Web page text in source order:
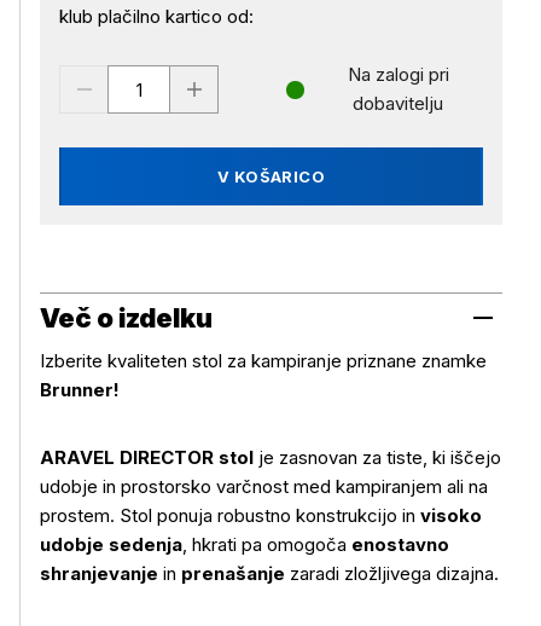
klub plačilno kartico od:
V KOŠARICO
Na zalogi pri
dobavitelju
Več o izdelku
Izberite kvaliteten stol za kampiranje priznane znamke
Brunner!
ARAVEL DIRECTOR stol je zasnovan za tiste, ki iščejo
udobje in prostorsko varčnost med kampiranjem ali na
prostem. Stol ponuja robustno konstrukcijo in visoko
udobje sedenja, hkrati pa omogoča enostavno
shranjevanje in prenašanje zaradi zložljivega dizajna.